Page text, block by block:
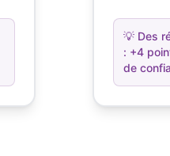
💡 Des
: +4
de